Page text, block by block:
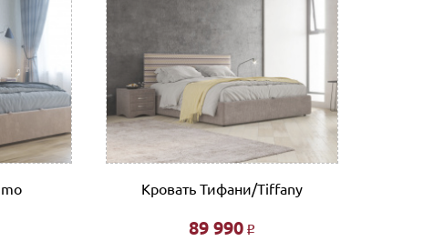
Кровать Тифани/Tiffany
89 990 Р